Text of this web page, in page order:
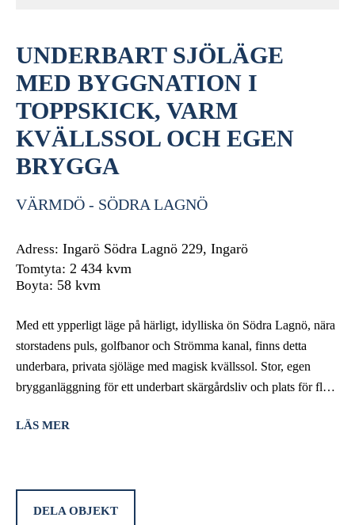
UNDERBART SJÖLÄGE
MED BYGGNATION I
TOPPSKICK, VARM
KVÄLLSSOL OCH EGEN
BRYGGA
VÄRMDÖ - SÖDRA LAGNÖ
Adress: Ingarö Södra Lagnö 229, Ingarö
Tomtyta: 2 434 kvm
Boyta: 58 kvm
Med ett ypperligt läge på härligt, idylliska ön Södra Lagnö, nära
storstadens puls, golfbanor och Strömma kanal, finns detta
underbara, privata sjöläge med magisk kvällssol. Stor, egen
brygganläggning för ett underbart skärgårdsliv och plats för flera
sova 10-12 personer.
badtunna och bastu, leder en trappa upp till huvudbyggnaden
där det finns ytterligare ett mindre gästhus och lusthus. Här
LÄS MER
DELA OBJEKT